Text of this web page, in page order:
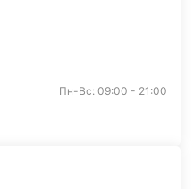
Пн-Вс: 09:00 - 21:00